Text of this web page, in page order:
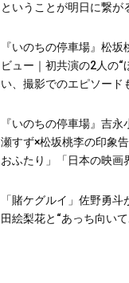
ということが明日に繋が
『いのちの停車場』松
ビュー｜初共演の2人の“
い、撮影でのエピソード
『いのちの停車場』吉
瀬すず×松坂桃李の印象
おふたり」「日本の映画
「賭ケグルイ」佐野勇
田絵梨花と“あっち向い